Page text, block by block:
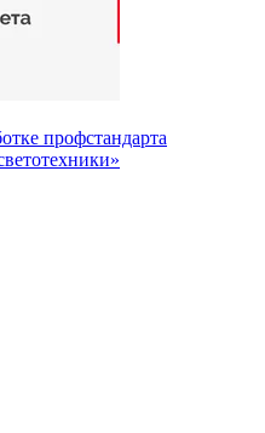
профстандарта